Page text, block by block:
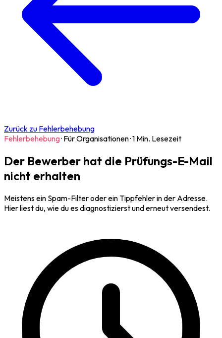
Zurück zu Fehlerbehebung
Fehlerbehebung· Für Organisationen·1 Min. Lesezeit
Der Bewerber hat die Prüfungs-E-Mail
nicht erhalten
Meistens ein Spam-Filter oder ein Tippfehler in der Adresse.
Hier liest du, wie du es diagnostizierst und erneut versendest.